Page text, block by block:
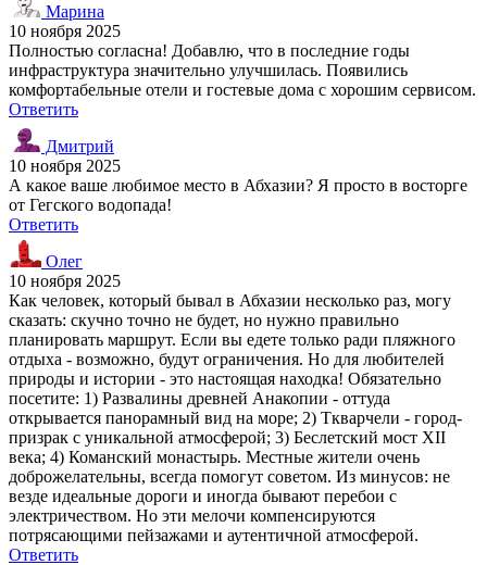
Марина
10 ноября 2025
Полностью согласна! Добавлю, что в последние годы
инфраструктура значительно улучшилась. Появились
комфортабельные отели и гостевые дома с хорошим сервисом.
Ответить
Дмитрий
10 ноября 2025
А какое ваше любимое место в Абхазии? Я просто в восторге
от Гегского водопада!
Ответить
Олег
10 ноября 2025
Как человек, который бывал в Абхазии несколько раз, могу
сказать: скучно точно не будет, но нужно правильно
планировать маршрут. Если вы едете только ради пляжного
отдыха - возможно, будут ограничения. Но для любителей
природы и истории - это настоящая находка! Обязательно
посетите: 1) Развалины древней Анакопии - оттуда
открывается панорамный вид на море; 2) Ткварчели - город-
призрак с уникальной атмосферой; 3) Беслетский мост XII
века; 4) Команский монастырь. Местные жители очень
доброжелательны, всегда помогут советом. Из минусов: не
везде идеальные дороги и иногда бывают перебои с
электричеством. Но эти мелочи компенсируются
потрясающими пейзажами и аутентичной атмосферой.
Ответить